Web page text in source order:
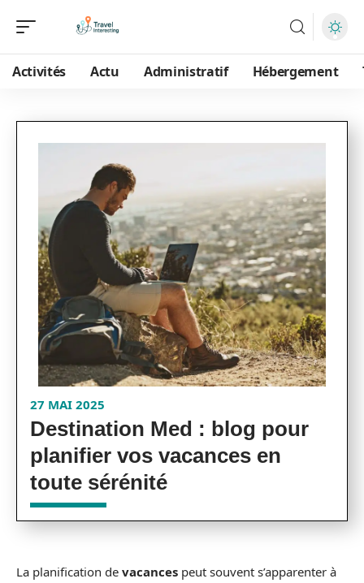
Activités Actu Administratif Hébergement
27 MAI 2025
Destination Med : blog pour
planifier vos vacances en
toute sérénité
La planification de vacances peut souvent s’apparenter à